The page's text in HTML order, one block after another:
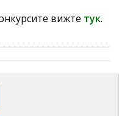
вижте тук.